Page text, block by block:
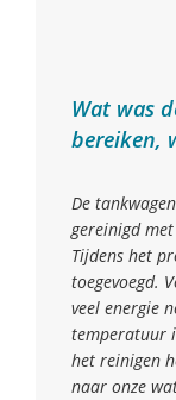
Wat was
bereiken,
De
gereinigd
Tijdens het
toegevoegd.
veel energie
temperatuur
het reinigen
naar onze